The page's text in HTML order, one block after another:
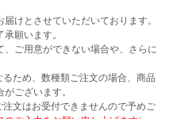
けとさせていただいております。
願います。
ご用意ができない場合や、さらに
ため、数種類ご注文の場合、商品
ございます。
文はお受付できませんので予めご